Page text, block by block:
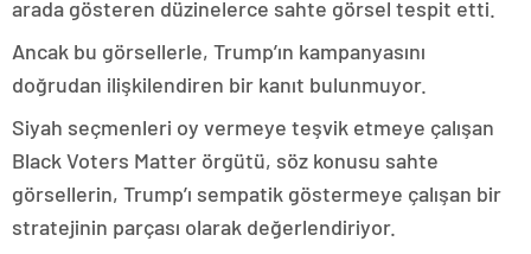
arada gösteren düzinelerce sahte görsel tespit etti.
Ancak bu görsellerle, Trump’ın kampanyasını
doğrudan ilişkilendiren bir kanıt bulunmuyor.
Siyah seçmenleri oy vermeye teşvik etmeye çalışan
Black Voters Matter örgütü, söz konusu sahte
görsellerin, Trump’ı sempatik göstermeye çalışan bir
stratejinin parçası olarak değerlendiriyor.